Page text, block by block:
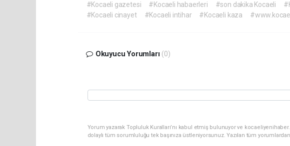
#Kocaeli gazetesi #Kocaeli habaerleri #son dakika Kocaeli
#Kocaeli cinayet
#Kocaeli intihar #Kocaeli kaza
Okuyucu Yorumları (0)
Yorum yazarak Topluluk Kuralları’nı kabul etmiş bulunuyor ve
dolaylı tüm sorumluluğu tek başınıza üstleniyorsunuz. Yazılan tüm